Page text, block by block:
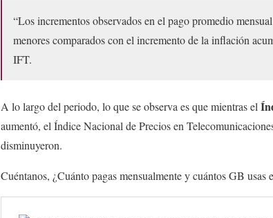
“Los incrementos observados en el pago promedio
menores comparados con el incremento de la inflación
IFT.
A lo largo del periodo, lo que se observa es que mientras el
aumentó, el Índice Nacional de Precios en
disminuyeron.
Cuéntanos, ¿Cuánto pagas mensualmente y cuántos GB usas